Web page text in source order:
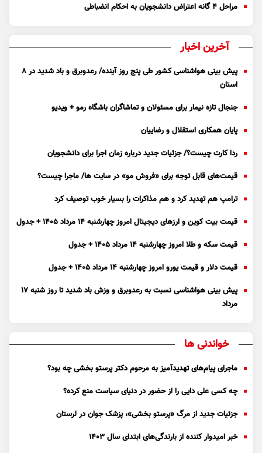
مراحل ۴ گانه اعتراض دانشجویان به احکام انضباطی
آخرین اخبار
پیش بینی هواشناسی کشور طی پنج روز آینده/ رعدوبرق و باد شدید در ۸
استان
جنجال تازه نیمار برای مسئولان و تماشاگران باشگاه رمو + ویدیو
پایان همکاری استقلال و رضاییان
ردا کارت چیست؟/ جزئیات جدید درباره زمان اجرا برای دانشجویان
قیمت‌های قابل توجه برای «فروش مو» در سایت ها/ ماجرا چیست؟
ترامپ هم تهدید کرد و هم مذاکرات را بسیار خوب توصیف کرد
قیمت بیت کوین و ارز‌های دیجیتال امروز چهارشنبه ۱۴ مرداد ۱۴۰۵ + جدول
قیمت سکه و طلا امروز چهارشنبه ۱۴ مرداد ۱۴۰۵ + جدول
قیمت دلار و قیمت یورو امروز چهارشنبه ۱۴ مرداد ۱۴۰۵ + جدول
پیش بینی هواشناسی نسبت به رعدوبرق و وزش باد شدید تا روز شنبه ۱۷
مرداد
خواندنی ها
ماجرای پیام‌های تهدیدآمیز به مرحوم دکتر پرستو بخشی چه بود؟
چه کسی علی دایی را از حضور در دنیای سیاست منع کرده؟
جزئیات جدید از مرگ «پرستو بخشی»، پزشک جوان در لرستان
خبر امیدوار کننده از بارندگی‌های ابتدای سال ۱۴۰۳